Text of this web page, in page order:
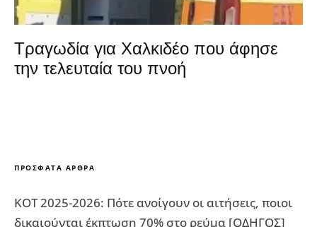
Τραγωδία για Χαλκιδέο που άφησε
την τελευταία του πνοή
ΠΡΌΣΦΑΤΑ ΆΡΘΡΑ
ΚΟΤ 2025-2026: Πότε ανοίγουν οι αιτήσεις, ποιοι
δικαιούνται έκπτωση 70% στο ρεύμα [ΟΔΗΓΟΣ]